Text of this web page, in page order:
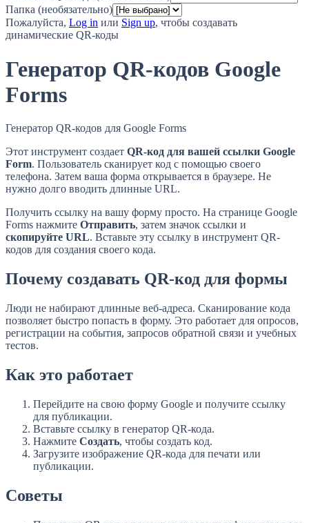
Папка (необязательно)
Пожалуйста, Log in или Sign up, чтобы создавать
динамические QR-коды
Генератор QR-кодов Google
Forms
Генератор QR-кодов для Google Forms
Этот инструмент создает QR-код для вашей ссылки Google
Form. Пользователь сканирует код с помощью своего
телефона. Затем ваша форма открывается в браузере. Не
нужно долго вводить длинные URL.
Получить ссылку на вашу форму просто. На странице Google
Forms нажмите Отправить, затем значок ссылки и
скопируйте URL. Вставьте эту ссылку в инструмент QR-
кодов для создания своего кода.
Почему создавать QR-код для формы
Люди не набирают длинные веб-адреса. Сканирование кода
позволяет быстро попасть в форму. Это работает для опросов,
регистрации на события, запросов обратной связи и учебных
тестов.
Как это работает
Перейдите на свою форму Google и получите ссылку
для публикации.
Вставьте ссылку в генератор QR-кода.
Нажмите Создать, чтобы создать код.
Загрузите изображение QR-кода для печати или
публикации.
Советы